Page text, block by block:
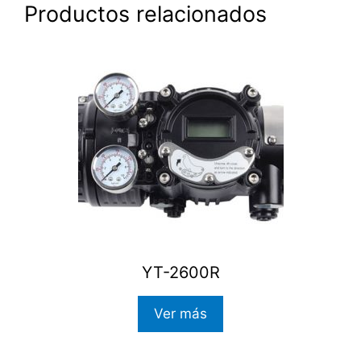
Productos relacionados
YT-2600R
Ver más